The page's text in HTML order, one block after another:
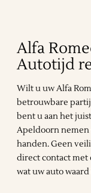
Alfa
Autotijd
Wilt u uw Alfa
betrouwbare
bent u aan het
Apeldoorn
handen. Geen
direct contact met
wat uw auto waard